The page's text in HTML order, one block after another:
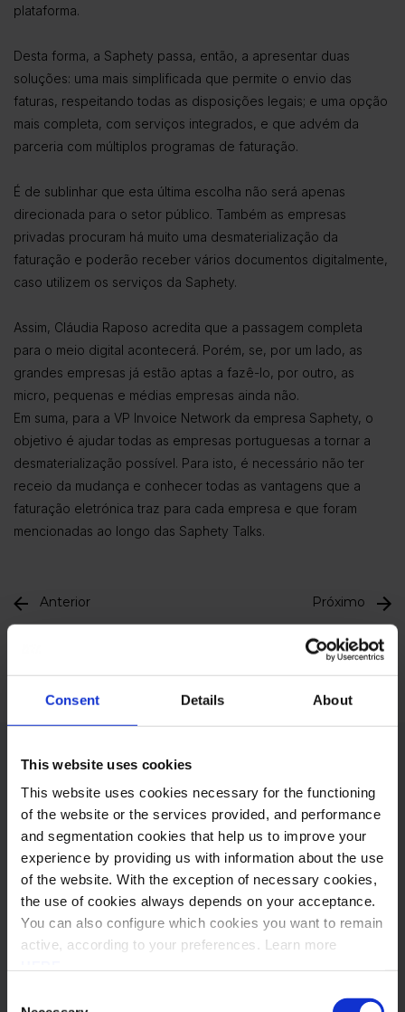
Consent Details About
This website uses cookies
This website uses cookies necessary for the functioning
of the website or the services provided, and performance
and segmentation cookies that help us to improve your
experience by providing us with information about the use
of the website. With the exception of necessary cookies,
the use of cookies always depends on your acceptance.
You can also configure which cookies you want to remain
active, according to your preferences. Learn more
plataforma.
Desta forma, a Saphety passa, então, a apresentar duas
soluções: uma mais simplificada que permite o envio das
faturas, respeitando todas as disposições legais; e uma opção
mais completa, com serviços integrados, e que advém da
parceria com múltiplos programas de faturação.
É de sublinhar que esta última escolha não será apenas
direcionada para o setor público. Também as empresas
privadas procuram há muito uma desmaterialização da
faturação e poderão receber vários documentos digitalmente,
caso utilizem os serviços da Saphety.
Assim, Cláudia Raposo acredita que a passagem completa
para o meio digital acontecerá. Porém, se, por um lado, as
grandes empresas já estão aptas a fazê-lo, por outro, as
micro, pequenas e médias empresas ainda não.
Em suma, para a VP Invoice Network da empresa Saphety, o
objetivo é ajudar todas as empresas portuguesas a tornar a
desmaterialização possível. Para isto, é necessário não ter
receio da mudança e conhecer todas as vantagens que a
faturação eletrónica traz para cada empresa e que foram
mencionadas ao longo das Saphety Talks.
Anterior Próximo
Outros posts
Subscrever Newsletter